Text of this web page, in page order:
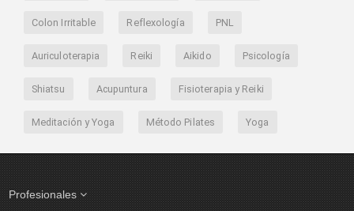
Colon Irritable Reflexología PNL
Auriculoterapia Reiki Aikido Psicología
Shiatsu Acupuntura Fisioterapia y Reiki
Meditación y Yoga Método Pilates Yoga
Profesionales